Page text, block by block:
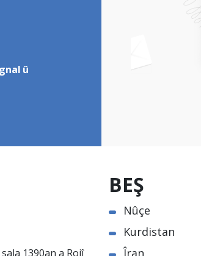
û
BEŞ
Nûçe
Kurdistan